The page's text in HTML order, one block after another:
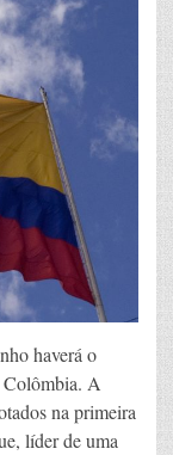
haverá o
Colômbia. A
na primeira
líder de uma